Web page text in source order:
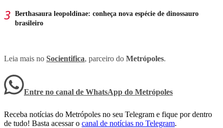
Berthasaura leopoldinae: conheça nova espécie de dinossauro
brasileiro
Leia mais no Socientifica, parceiro do Metrópoles.
Entre no canal de WhatsApp do Metrópoles
Receba notícias do Metrópoles no seu Telegram e fique por dentro
de tudo! Basta acessar o canal de notícias no Telegram.